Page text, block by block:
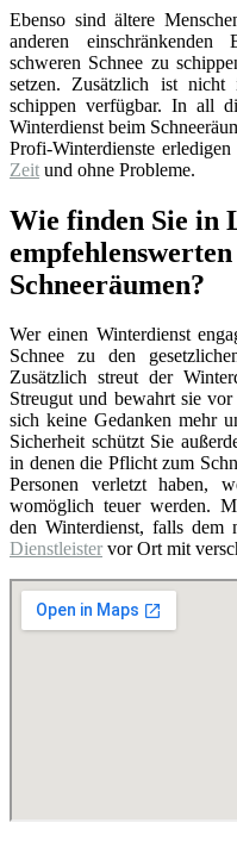
Ebenso sind ältere
anderen
schweren Schnee zu
setzen. Zusätzlich ist nicht
schippen verfügbar. In all
Winterdienst beim
Profi-Winterdienste
Zeit und ohne Probleme.
Wie finden Sie in
Schneeräumen?
Wer einen Winterdienst
Schnee zu den
Zusätzlich streut der
Streugut und bewahrt sie vor
sich keine Gedanken mehr
Sicherheit schützt Sie
in denen die Pflicht zum
Personen verletzt haben,
womöglich teuer werden.
den Winterdienst, falls
Dienstleister vor Ort mit